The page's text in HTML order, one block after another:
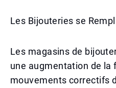
Les Bijouteries se
Les magasins de
une augmentation de la
mouvements correctifs